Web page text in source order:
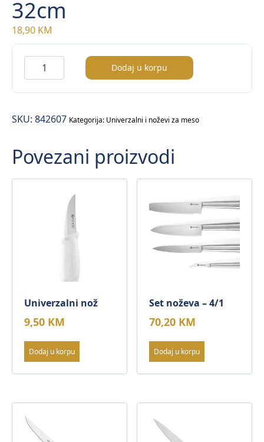
32cm
18,90 KM
Kuharski
nož
sa
neklizajućom
–
32cm
količina
Dodaj u korpu
SKU: 842607 Kategorija: Univerzalni i noževi za meso
Povezani proizvodi
Univerzalni nož
9,50 KM
Dodaj u korpu
Set noževa – 4/1
70,20 KM
Dodaj u korpu